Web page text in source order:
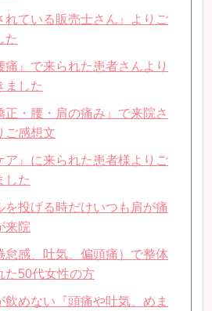
れている販売士さん』よりご
た
痛』で来られた患者さんより
ました
正・腰・肩の痛み』で来院さ
ご感想文
ア』に来られた患者様よりご
した
を投げる時だけいつも肩が痛
来院
怠感、吐気、偏頭痛）で整体
た50代女性の方
飲めない『頭痛や吐気、めま